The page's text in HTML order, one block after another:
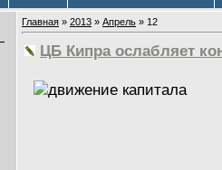
Главная » 2013 » Апрель » 12
ЦБ Кипра ослабляет